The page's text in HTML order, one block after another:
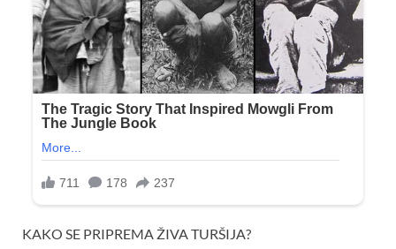
KAKO SE PRIPREMA ŽIVA TURŠIJA?